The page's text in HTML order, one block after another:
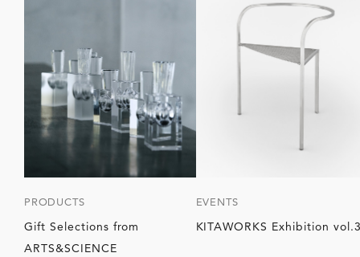
PRODUCTS
Gift Selections from
ARTS&SCIENCE
EVENTS
KITAWORKS Exhibition